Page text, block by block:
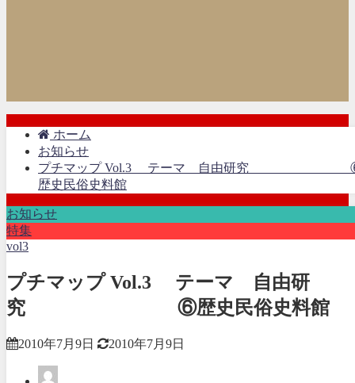
ホーム
お知らせ
プチマップ Vol.3 テーマ 自由研究
歴史民俗史料館
お知らせ
特集
vol3
プチマップ Vol.3 テーマ 自由研
究 ⑥歴史民俗史料館
2010年7月9日 2010年7月9日